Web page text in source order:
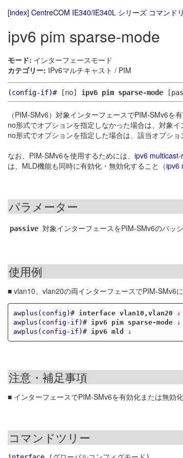
[index] CentreCOM IE340/IE340L シリーズ コマンド
ipv6 pim sparse-mode
モード: インターフェースモード
カテゴリー: IPv6マルチキャスト / PIM
(config-if)#[no] ipv6 pim sparse-mode
（PIM-SMv6）対象インターフェースでPIM-SMv6を有
no形式でオプションを指定しなかった場合は、対象
no形式でオプションを指定した場合は、該当オプショ
なお、PIM-SMv6を使用するためには、 ipv6 multicast-
は、MLD機能も同時に有効化・無効化すること（ipv6
パラメーター
passive 対象インターフェースをPIM-SMv6のパッ
使用例
■ vlan10、vlan20の両インターフェースでPIM-SMv6
awplus(config)# interface vlan10,vlan20 ↓
awplus(config-if)#
ipv6 pim sparse-mode ↓
awplus(config-if)#
ipv6 mld ↓
注意・補足事項
■ インターフェースでPIM-SMv6を有効化または無効
コマンドツリー